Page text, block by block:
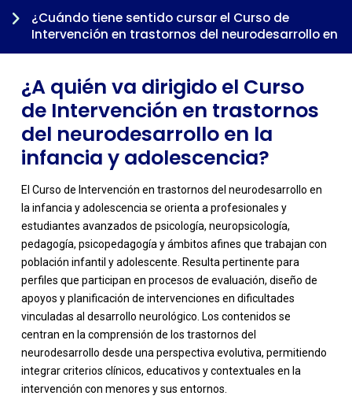
¿Cuándo tiene sentido cursar el Curso de
Intervención en trastornos del neurodesarrollo en
la infancia y adolescencia dentro de una
¿A quién va dirigido el Curso
de Intervención en trastornos
del neurodesarrollo en la
infancia y adolescencia?
El Curso de Intervención en trastornos del neurodesarrollo en
la infancia y adolescencia se orienta a profesionales y
estudiantes avanzados de psicología, neuropsicología,
pedagogía, psicopedagogía y ámbitos afines que trabajan con
población infantil y adolescente. Resulta pertinente para
perfiles que participan en procesos de evaluación, diseño de
apoyos y planificación de intervenciones en dificultades
vinculadas al desarrollo neurológico. Los contenidos se
centran en la comprensión de los trastornos del
neurodesarrollo desde una perspectiva evolutiva, permitiendo
integrar criterios clínicos, educativos y contextuales en la
intervención con menores y sus entornos.
-